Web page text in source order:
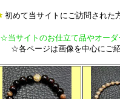
初めて当サイトにご訪問された
☆当サイトのお仕立て品やオー
☆各ページは画像を中心にご